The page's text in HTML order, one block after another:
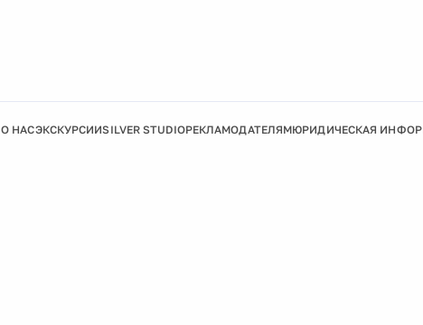
О НАСЭКСКУРСИИSILVER STUDIOРЕКЛАМОДАТЕЛЯМЮРИДИЧЕСКАЯ